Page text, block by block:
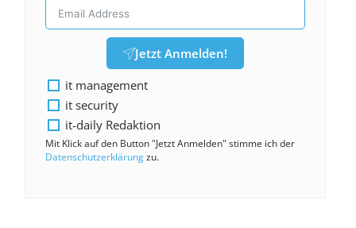
Jetzt Anmelden!
it management
it security
it-daily Redaktion
Mit Klick auf den Button "Jetzt Anmelden" stimme ich der
Datenschutzerklärungzu.